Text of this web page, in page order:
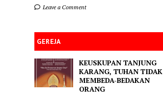
Leave a Comment
GEREJA
KEUSKUPAN TANJUNG
KARANG, TUHAN TIDAK
MEMBEDA-BEDAKAN
ORANG